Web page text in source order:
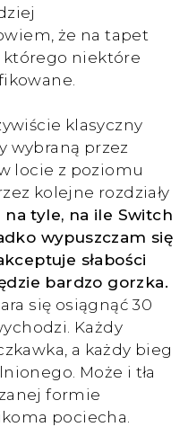
że na tapet
którego niektóre
klasyczny
wybraną przez
locie z poziomu
kolejne rozdziały
tyle, na ile Switch
wypuszczam się
słabości
bardzo gorzka.
się osiągnąć 30
Każdy
a każdy bieg
Może i tła
formie
pociecha.